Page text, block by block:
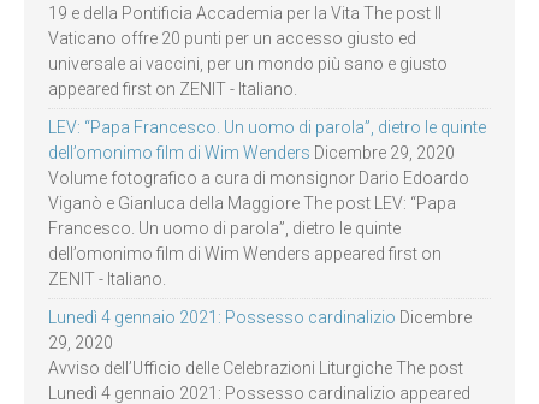
19 e della Pontificia Accademia per la Vita The post Il
Vaticano offre 20 punti per un accesso giusto ed
universale ai vaccini, per un mondo più sano e giusto
appeared first on ZENIT - Italiano.
LEV: “Papa Francesco. Un uomo di parola”, dietro le quinte
dell’omonimo film di Wim Wenders Dicembre 29, 2020
Volume fotografico a cura di monsignor Dario Edoardo
Viganò e Gianluca della Maggiore The post LEV: “Papa
Francesco. Un uomo di parola”, dietro le quinte
dell’omonimo film di Wim Wenders appeared first on
ZENIT - Italiano.
Lunedì 4 gennaio 2021: Possesso cardinalizio Dicembre
29, 2020
Avviso dell’Ufficio delle Celebrazioni Liturgiche The post
Lunedì 4 gennaio 2021: Possesso cardinalizio appeared